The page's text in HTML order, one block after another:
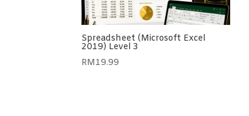
Spreadsheet (Microsoft Excel
2019) Level 3
RM19.99